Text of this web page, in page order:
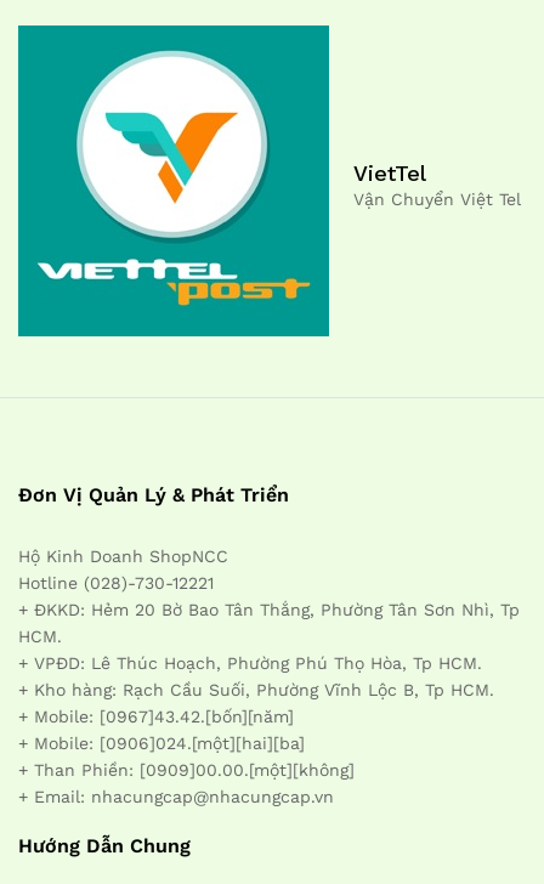
VietTel
Vận Chuyển Việt Tel
Đơn Vị Quản Lý & Phát Triển
Hộ Kinh Doanh ShopNCC
Hotline (028)-730-12221
+ ĐKKD: Hẻm 20 Bờ Bao Tân Thắng, Phường Tân Sơn Nhì, Tp
HCM.
+ VPĐD: Lê Thúc Hoạch, Phường Phú Thọ Hòa, Tp HCM.
+ Kho hàng: Rạch Cầu Suối, Phường Vĩnh Lộc B, Tp HCM.
+ Mobile: [0967]43.42.[bốn][năm]
+ Mobile: [0906]024.[một][hai][ba]
+ Than Phiền: [0909]00.00.[một][không]
+ Email: nhacungcap@nhacungcap.vn
Hướng Dẫn Chung